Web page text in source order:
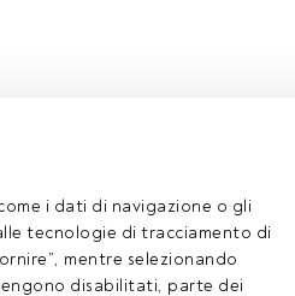
i dati di navigazione o gli
tecnologie di tracciamento di
mentre selezionando
disabilitati, parte dei